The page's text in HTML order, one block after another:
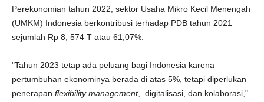
Perekonomian tahun 2022, sektor Usaha Mikro Kecil Menengah
(UMKM) Indonesia berkontribusi terhadap PDB tahun 2021
sejumlah Rp 8, 574 T atau 61,07%.
"Tahun 2023 tetap ada peluang bagi Indonesia karena
pertumbuhan ekonominya berada di atas 5%, tetapi diperlukan
penerapan flexibility management, digitalisasi, dan kolaborasi,"